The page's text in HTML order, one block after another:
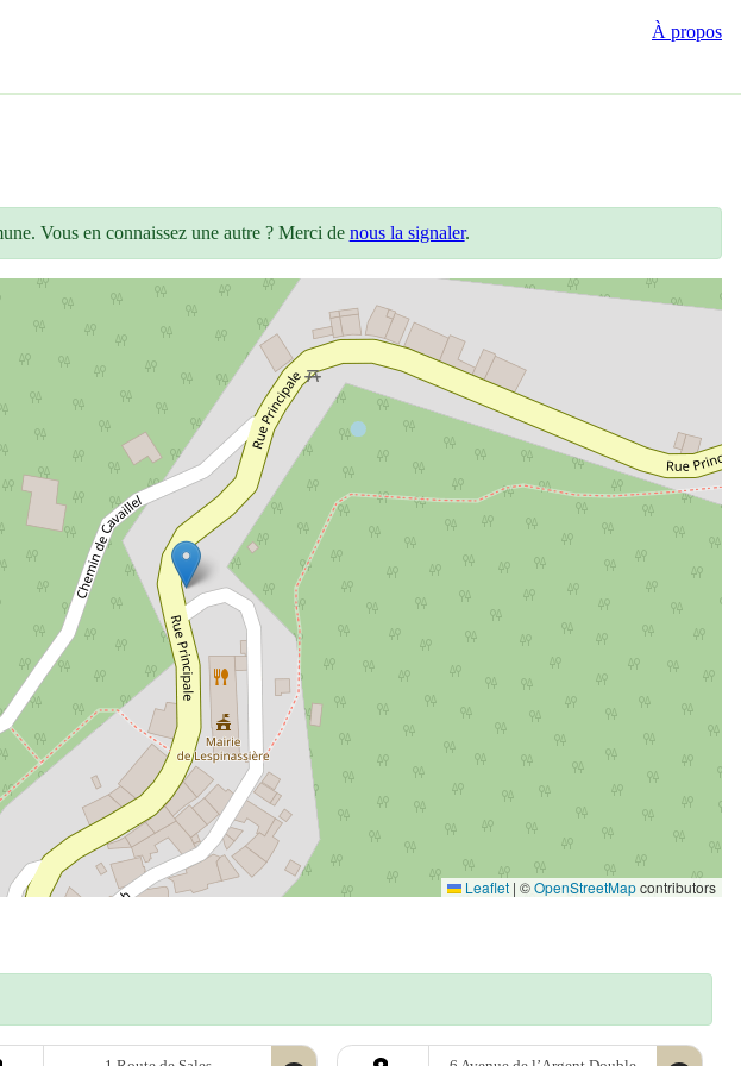
À propos
Vous en connaissez une autre ? Merci de nous la signaler.
Leaflet | ©OpenStreetMapcontributors